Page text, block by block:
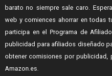
barato no siempre sale caro.
web y comiences ahorrar en todas
participa en el Programa de
publicidad para afiliados diseñado
obtener comisiones por publicidad,
Amazon.es.